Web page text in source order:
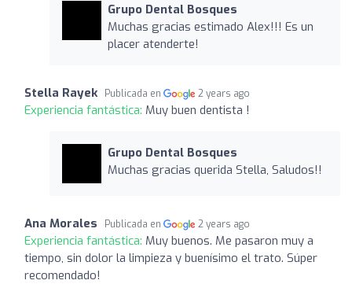
Grupo Dental Bosques
Muchas gracias estimado Alex!!! Es un
placer atenderte!
Stella Rayek Publicada en 2 years ago
Experiencia fantástica: Muy buen dentista !
Grupo Dental Bosques
Muchas gracias querida Stella, Saludos!!
Ana Morales Publicada en 2 years ago
Experiencia fantástica: Muy buenos. Me pasaron muy a
tiempo, sin dolor la limpieza y buenísimo el trato. Súper
recomendado!